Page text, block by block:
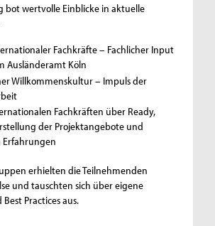
bot wertvolle Einblicke in aktuelle
Fachkräfte – Fachlicher Input
Ausländeramt Köln
Willkommenskultur – Impuls der
Fachkräften über Ready,
der Projektangebote und
Erfahrungen
erhielten die Teilnehmenden
und tauschten sich über eigene
Practices aus.